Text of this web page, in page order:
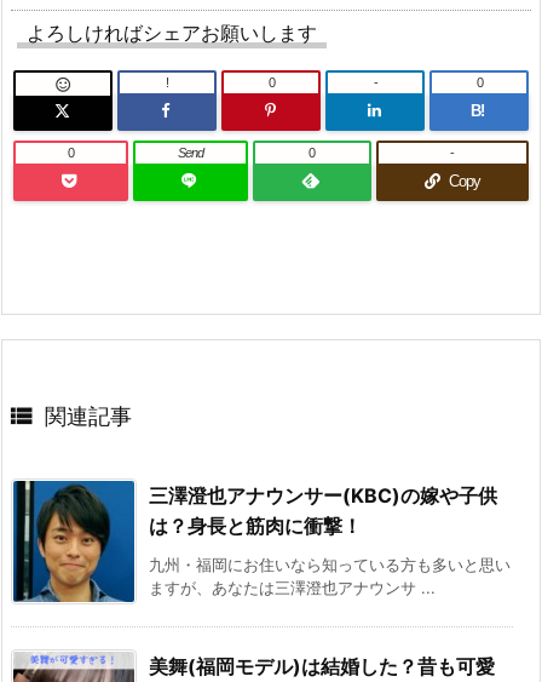
よろしければシェアお願いします
 ! 0 -
B!
0
0 Send 0
Copy
-
 関連記事
三澤澄也アナウンサー(KBC)の嫁や子供
は？身長と筋肉に衝撃！
九州・福岡にお住いなら知っている方も多いと思い
ますが、あなたは三澤澄也アナウンサ ...
美舞(福岡モデル)は結婚した？昔も可愛